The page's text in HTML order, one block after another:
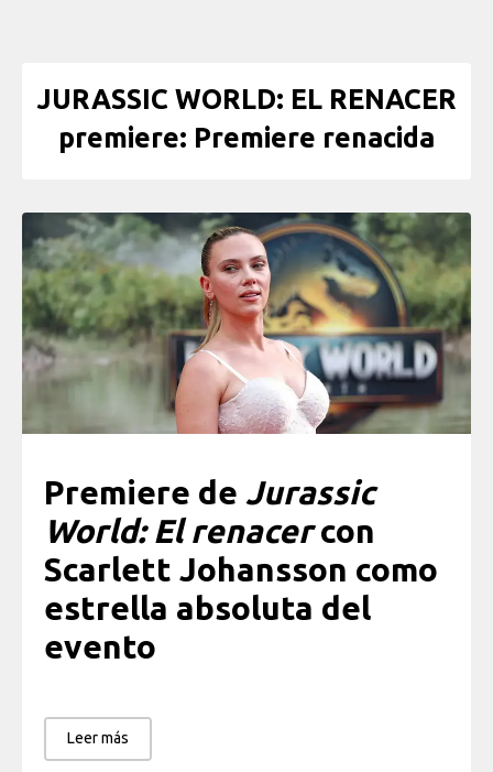
JURASSIC WORLD: EL RENACER
premiere: Premiere renacida
Premiere de Jurassic
World: El renacercon
Scarlett Johansson como
estrella absoluta del
evento
Leer más